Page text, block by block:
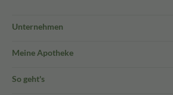
Unternehmen
Meine Apotheke
So geht's